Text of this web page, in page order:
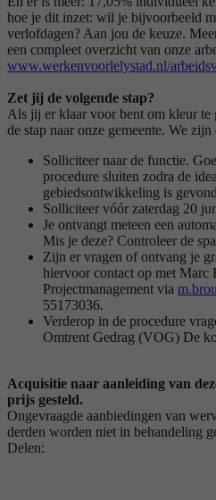
hoe je dit inzet: wil je bijvoorbeeld
verlofdagen? Aan jou de keuze.
een compleet overzicht van onze
www.werkenvoorlelystad.nl/
Zet jij de volgende stap?
Als jij er klaar voor bent om kleur te
de stap naar onze gemeente. We
Solliciteer naar de functie.
procedure sluiten zodra de
gebiedsontwikkeling is
Solliciteer vóór zaterdag 20
Je ontvangt meteen een
Mis je deze? Controleer de
Zijn er vragen of ontvang je
hiervoor contact op met Marc
Projectmanagement via
55173036.
Verderop in de procedure
Omtrent Gedrag (VOG) De
Acquisitie naar aanleiding van
prijs gesteld.
Ongevraagde aanbiedingen van
derden worden niet in behandeling
Delen: